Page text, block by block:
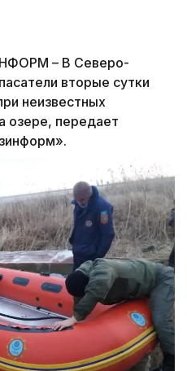
– В Северо-
вторые сутки
неизвестных
озере, передает